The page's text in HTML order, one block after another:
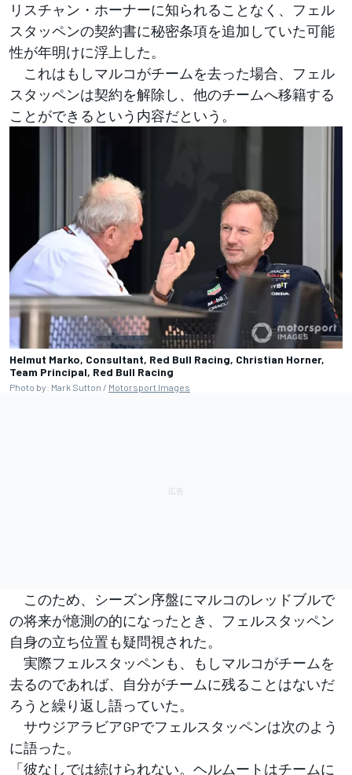
リスチャン・ホーナーに知られることなく、フェル
スタッペンの契約書に秘密条項を追加していた可能
性が年明けに浮上した。
これはもしマルコがチームを去った場合、フェル
スタッペンは契約を解除し、他のチームへ移籍する
ことができるという内容だという。
Helmut Marko, Consultant, Red Bull Racing, Christian Horner,
Team Principal, Red Bull Racing
Photo by: Mark Sutton / Motorsport Images
このため、シーズン序盤にマルコのレッドブルで
の将来が憶測の的になったとき、フェルスタッペン
自身の立ち位置も疑問視された。
実際フェルスタッペンも、もしマルコがチームを
去るのであれば、自分がチームに残ることはないだ
ろうと繰り返し語っていた。
サウジアラビアGPでフェルスタッペンは次のよう
に語った。
「彼なしでは続けられない。ヘルムートはチームに